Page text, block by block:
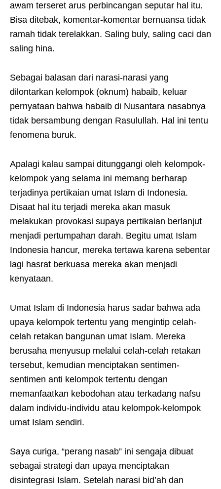
awam terseret arus perbincangan seputar hal itu.
Bisa ditebak, komentar-komentar bernuansa tidak
ramah tidak terelakkan. Saling buly, saling caci dan
saling hina.
Sebagai balasan dari narasi-narasi yang
dilontarkan kelompok (oknum) habaib, keluar
pernyataan bahwa habaib di Nusantara nasabnya
tidak bersambung dengan Rasulullah. Hal ini tentu
fenomena buruk.
Apalagi kalau sampai ditunggangi oleh kelompok-
kelompok yang selama ini memang berharap
terjadinya pertikaian umat Islam di Indonesia.
Disaat hal itu terjadi mereka akan masuk
melakukan provokasi supaya pertikaian berlanjut
menjadi pertumpahan darah. Begitu umat Islam
Indonesia hancur, mereka tertawa karena sebentar
lagi hasrat berkuasa mereka akan menjadi
kenyataan.
Umat Islam di Indonesia harus sadar bahwa ada
upaya kelompok tertentu yang mengintip celah-
celah retakan bangunan umat Islam. Mereka
berusaha menyusup melalui celah-celah retakan
tersebut, kemudian menciptakan sentimen-
sentimen anti kelompok tertentu dengan
memanfaatkan kebodohan atau terkadang nafsu
dalam individu-individu atau kelompok-kelompok
umat Islam sendiri.
Saya curiga, “perang nasab” ini sengaja dibuat
sebagai strategi dan upaya menciptakan
disintegrasi Islam. Setelah narasi bid’ah dan